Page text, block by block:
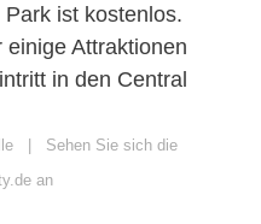
ist kostenlos.
Attraktionen
in den Central
| Sehen Sie sich die
an